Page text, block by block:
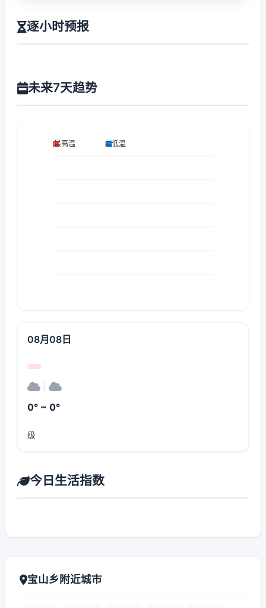
逐小时预报
未来7天趋势
08月08日
0° ~ 0°
级
今日生活指数
宝山乡附近城市